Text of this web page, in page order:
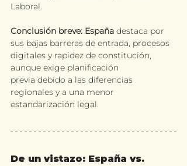
Laboral.
Conclusión breve: España destaca por
sus bajas barreras de entrada, procesos
digitales y rapidez de constitución,
aunque exige planificación
previa debido a las diferencias
regionales y a una menor
estandarización legal.
De un vistazo: España vs.